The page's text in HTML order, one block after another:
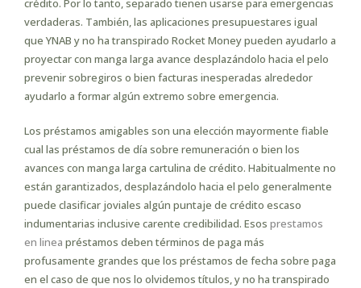
crédito. Por lo tanto, separado tienen usarse para emergencias
verdaderas. También, las aplicaciones presupuestares igual
que YNAB y no ha transpirado Rocket Money pueden ayudarlo a
proyectar con manga larga avance desplazándolo hacia el pelo
prevenir sobregiros o bien facturas inesperadas alrededor
ayudarlo a formar algún extremo sobre emergencia.
Los préstamos amigables son una elección mayormente fiable
cual las préstamos de día sobre remuneración o bien los
avances con manga larga cartulina de crédito. Habitualmente no
están garantizados, desplazándolo hacia el pelo generalmente
puede clasificar joviales algún puntaje de crédito escaso
indumentarias inclusive carente credibilidad. Esos prestamos
en linea préstamos deben términos de paga más
profusamente grandes que los préstamos de fecha sobre paga
en el caso de que nos lo olvidemos títulos, y no ha transpirado